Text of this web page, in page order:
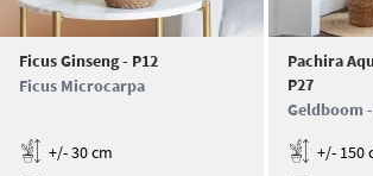
Ficus Ginseng - P12
Ficus Microcarpa
+/- 30 cm
Pachira
P27
Geldboom
+/- 150